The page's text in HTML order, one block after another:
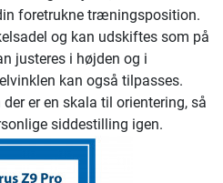
foretrukne træningsposition.
og kan udskiftes som på
justeres i højden og i
kan også tilpasses.
er en skala til orientering, så
siddestilling igen.